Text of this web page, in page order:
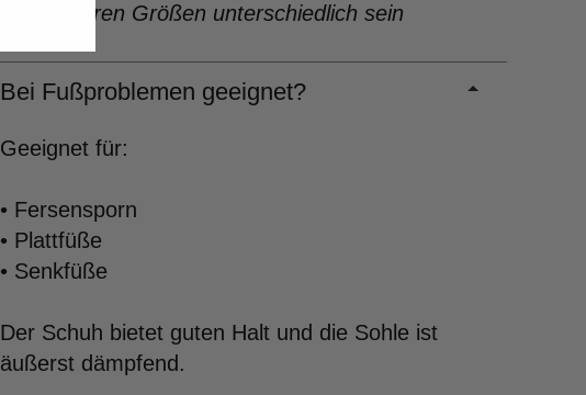
in anderen Größen unterschiedlich sein
Bei Fußproblemen geeignet?
Geeignet für:
• Fersensporn
• Plattfüße
• Senkfüße
Der Schuh bietet guten Halt und die Sohle ist
äußerst dämpfend.